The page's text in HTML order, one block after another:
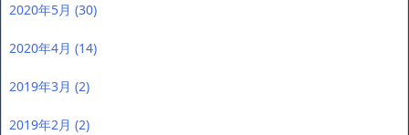
2020年5月 (30)
2020年4月 (14)
2019年3月 (2)
2019年2月 (2)